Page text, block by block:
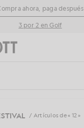
principalahora, paga después
3 por 2 en Golf
búsqueda predictiva
/ Artículos de « 12 »